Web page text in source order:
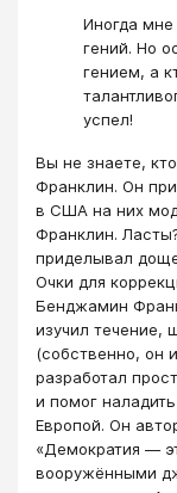
Иногда
гений. Но
гением, а
успел!
Вы не знаете,
Франклин. Он
в США на них
Франклин.
приделывал
Очки для
Бенджамин
изучил течение,
(собственно, он
разработал
и помог
Европой. Он
«Демократия —
вооружёнными